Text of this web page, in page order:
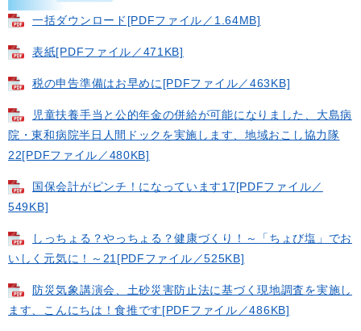
一括ダウンロード​[PDFファイル／1.64MB]
表紙[PDFファイル／471KB]
税の申告準備はお早めに[PDFファイル／463KB]
児童扶養手当と公的年金の併給が可能になりました、大島病
院・東和病院半日人間ドックを実施します、地域おこし協力隊
22[PDFファイル／480KB]
国保会計がピンチ！になっています17[PDFファイル／
549KB]
しっちょる？やっちょる？健康づくり！～「ちょび塩」でお
いしく元気に！～21[PDFファイル／525KB]
防災気象講演会、土砂災害防止法に基づく現地調査を実施し
ます、こんにちは！食推です[PDFファイル／486KB]